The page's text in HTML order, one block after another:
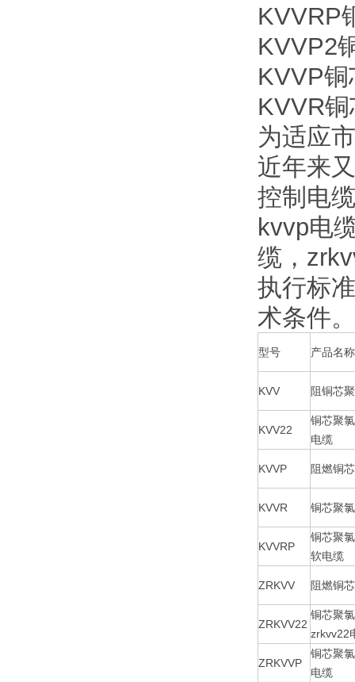
KVVRP
KVVP2
KVVP
KVVR
为适应
近年来
控制电
kvvp电
缆，
执行标
术条件。
型号 产品名称
KVV 阻铜芯
KVV22
铜芯聚
电缆
KVVP 阻燃铜
KVVR 铜芯聚
KVVRP
铜芯聚
软电缆
ZRKVV 阻燃铜
ZRKVV22
铜芯聚
zrkvv22
ZRKVVP
铜芯聚
电缆